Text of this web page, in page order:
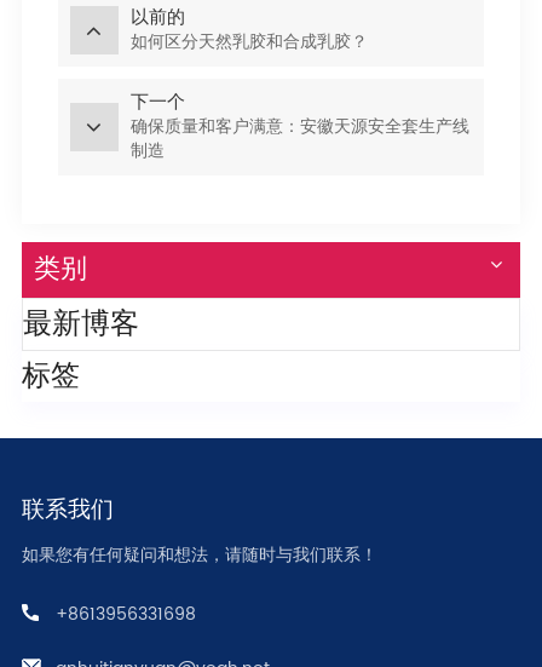
以前的
如何区分天然乳胶和合成乳胶？
下一个
确保质量和客户满意：安徽天源安全套生产线
制造
类别
最新博客
标签
联系我们
如果您有任何疑问和想法，请随时与我们联系！
+8613956331698